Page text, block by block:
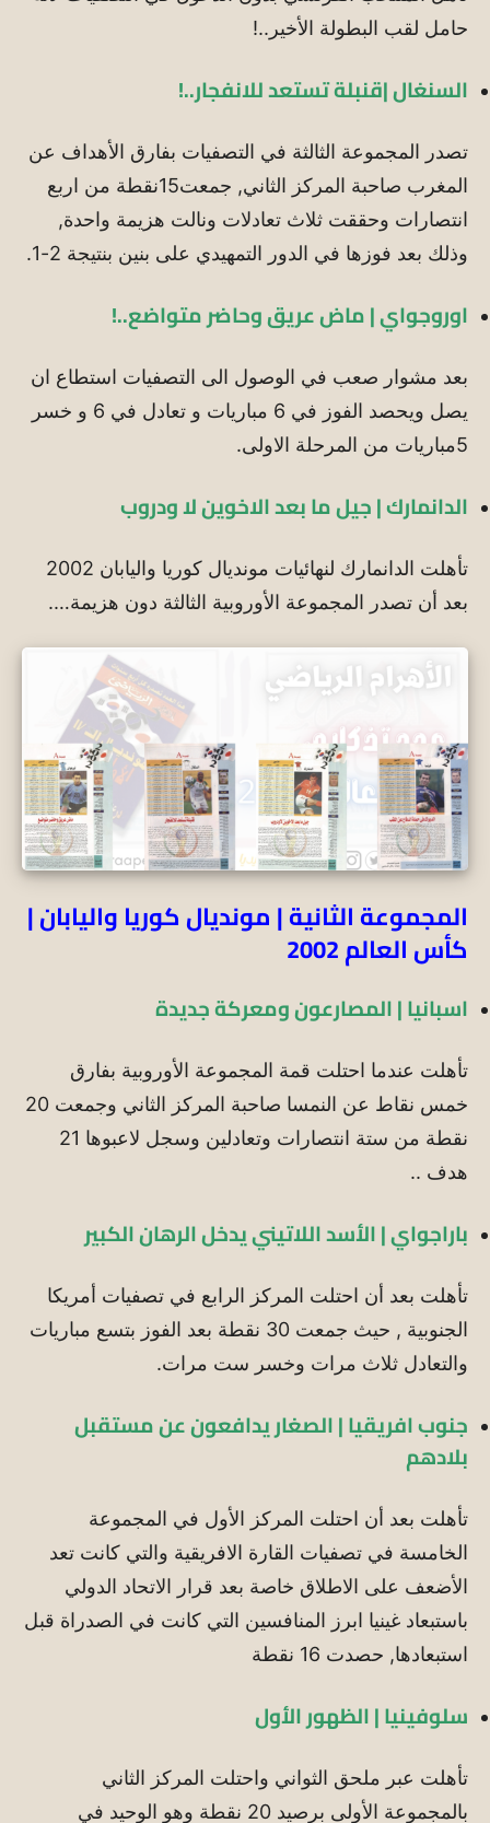
حامل لقب البطولة الأخير..!
السنغال |قنبلة تستعد للانفجار..!
تصدر المجموعة الثالثة في التصفيات بفارق الأهداف عن
المغرب صاحبة المركز الثاني, جمعت15نقطة من اربع
انتصارات وحققت ثلاث تعادلات ونالت هزيمة واحدة,
وذلك بعد فوزها في الدور التمهيدي على بنين بنتيجة 2-1.
اوروجواي | ماض عريق وحاضر متواضع..!
بعد مشوار صعب في الوصول الى التصفيات استطاع ان
يصل ويحصد الفوز في 6 مباريات و تعادل في 6 و خسر
5مباريات من المرحلة الاولى.
الدانمارك | جيل ما بعد الاخوين لا ودروب
تأهلت الدانمارك لنهائيات مونديال كوريا واليابان 2002
بعد أن تصدر المجموعة الأوروبية الثالثة دون هزيمة….
المجموعة الثانية | مونديال كوريا واليابان |
كأس العالم 2002
اسبانيا | المصارعون ومعركة جديدة
تأهلت عندما احتلت قمة المجموعة الأوروبية بفارق
خمس نقاط عن النمسا صاحبة المركز الثاني وجمعت 20
نقطة من ستة انتصارات وتعادلين وسجل لاعبوها 21
هدف ..
باراجواي | الأسد اللاتيني يدخل الرهان الكبير
تأهلت بعد أن احتلت المركز الرابع في تصفيات أمريكا
الجنوبية , حيث جمعت 30 نقطة بعد الفوز بتسع مباريات
والتعادل ثلاث مرات وخسر ست مرات.
جنوب افريقيا | الصغار يدافعون عن مستقبل
بلادهم
تأهلت بعد أن احتلت المركز الأول في المجموعة
الخامسة في تصفيات القارة الافريقية والتي كانت تعد
الأضعف على الاطلاق خاصة بعد قرار الاتحاد الدولي
باستبعاد غينيا ابرز المنافسين التي كانت في الصدراة قبل
استبعادها, حصدت 16 نقطة
سلوفينيا | الظهور الأول
تأهلت عبر ملحق الثواني واحتلت المركز الثاني
بالمجموعة الأولى برصيد 20 نقطة وهو الوحيد في